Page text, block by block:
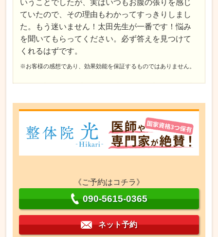
いうことでしたが、実はいつもお腹の張りを感じ
ていたので、その理由もわかってすっきりしまし
た。もう迷いません！太田先生が一番です！悩み
を聞いてもらってください。必ず答えを見つけて
くれるはずです。
※お客様の感想であり、効果効能を保証するものではありません。
《ご予約はコチラ》
090-5615-0365
ネット予約